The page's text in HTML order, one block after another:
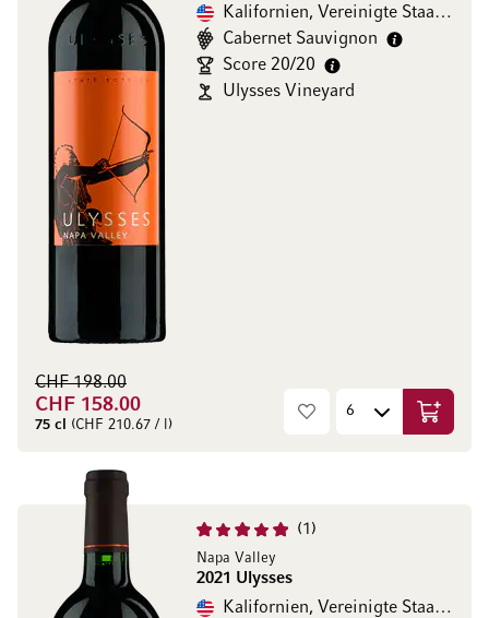
Kalifornien, Vereinigte Staaten
Cabernet Sauvignon
Score 20/20
Ulysses Vineyard
CHF 158.00
CHF 198.00
75 cl (CHF 210.67 / l) In den
1
Napa Valley
2021 Ulysses
Kalifornien, Vereinigte Staaten